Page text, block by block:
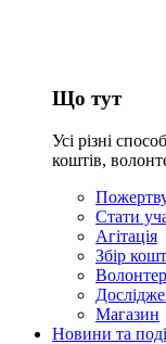
Що тут
Усі різні
коштів,
Стати
Агітація
Збір
Магазин
Новини та